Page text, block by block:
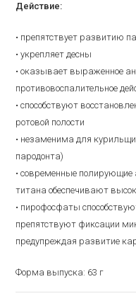
Действие:
• препятствует развитию
• укрепляет десны
• оказывает выраженное
противовоспалительное
• способствуют
ротовой полости
• незаменима для
пародонта)
• современные полирующие
титана обеспечивают
• пирофосфаты
препятствуют фиксации
предупреждая развитие
Форма выпуска: 63 г